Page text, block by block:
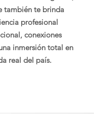
también te brinda
profesional
conexiones
inmersión total en
real del país.